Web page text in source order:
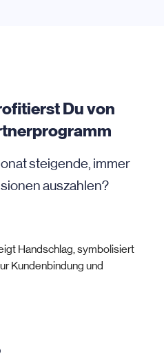
Du von
steigende, immer
auszahlen?